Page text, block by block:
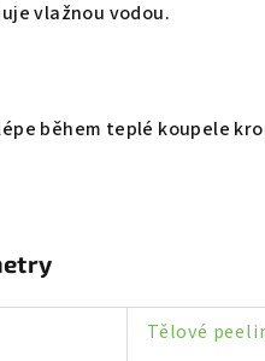
vlažnou vodou.
během teplé koupele
Tělové